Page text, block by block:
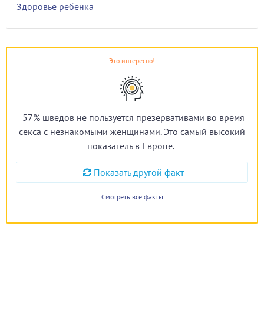
Здоровье ребёнка
Это интересно!
57% шведов не пользуется презервативами во время
секса с незнакомыми женщинами. Это самый высокий
показатель в Европе.
Показать другой факт
Смотреть все факты